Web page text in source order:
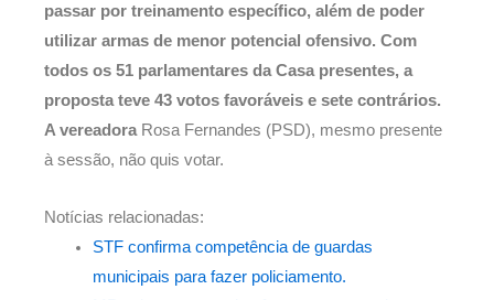
passar por treinamento específico, além de poder
utilizar armas de menor potencial ofensivo. Com
todos os 51 parlamentares da Casa presentes, a
proposta teve 43 votos favoráveis e sete contrários.
A vereadora Rosa Fernandes (PSD), mesmo presente
à sessão, não quis votar.
Notícias relacionadas:
STF confirma competência de guardas
municipais para fazer policiamento.